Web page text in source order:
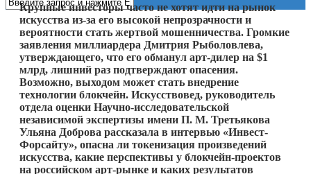
Крупные инвесторы часто не хотят идти на рынок
искусства из-за его высокой непрозрачности и
вероятности стать жертвой мошенничества. Громкие
заявления миллиардера Дмитрия Рыболовлева,
утверждающего, что его обманул арт-дилер на $1
млрд, лишний раз подтверждают опасения.
Возможно, выходом может стать внедрение
технологии блокчейн. Искусствовед, руководитель
отдела оценки Научно-исследовательской
независимой экспертизы имени П. М. Третьякова
Ульяна Доброва рассказала в интервью «Инвест-
Форсайту», опасна ли токенизация произведений
искусства, какие перспективы у блокчейн-проектов
на российском арт-рынке и каких результатов